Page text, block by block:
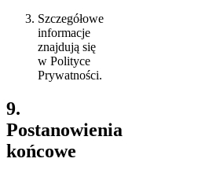
Szczegółowe
informacje
znajdują się
w Polityce
Prywatności.
9.
Postanowienia
końcowe